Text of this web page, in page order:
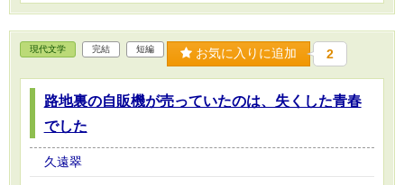
力に目覚めた奏。 彼の力を見抜いた紬は、店の
品々に宿る想いが集まって生まれた付喪神（つ
くもがみ）であること、そして猫の琥珀が猫又
であることを明かし、奏に住み込みで働くこと
を提案する。 これは、神様に見放された一人の
青年が、モノと人、そしてあやかしが集う温か
現代文学 完結 短編 お気に入りに追加 2
路地裏の自販機が売っていたのは、失くした青春
でした
久遠翠